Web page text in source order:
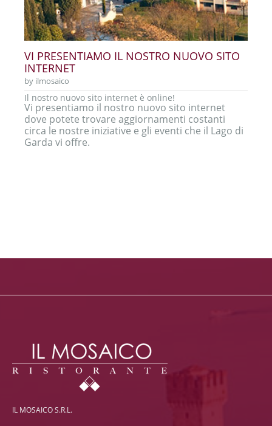
VI PRESENTIAMO IL NOSTRO NUOVO SITO
INTERNET
by ilmosaico
Il nostro nuovo sito internet è online!
Vi presentiamo il nostro nuovo sito internet
dove potete trovare aggiornamenti costanti
circa le nostre iniziative e gli eventi che il Lago di
Garda vi offre.
IL MOSAICO S.R.L.